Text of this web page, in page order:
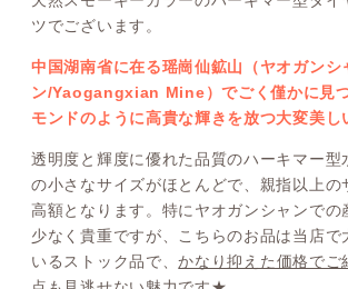
ツでございます。
中国湖南省に在る瑶崗仙鉱山（ヤオガンシ
ン/Yaogangxian Mine）でごく僅かに見
モンドのように高貴な輝きを放つ大変美し
透明度と輝度に優れた品質のハーキマー型
の小さなサイズがほとんどで、親指以上の
高額となります。特にヤオガンシャンでの
少なく貴重ですが、こちらのお品は当店で
いるストック品で、かなり抑えた価格でご